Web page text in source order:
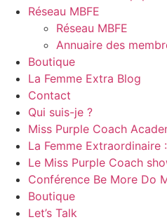
Réseau MBFE
Réseau MBFE
Annuaire des
Boutique
La Femme Extra Blog
Contact
Qui suis-je ?
Miss Purple Coach
La Femme Extraordinaire
Le Miss Purple Coach
Conférence Be More Do
Boutique
Let’s Talk